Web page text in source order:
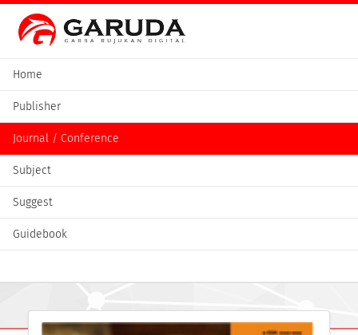
Home
Publisher
Journal / Conference
Subject
Suggest
Guidebook